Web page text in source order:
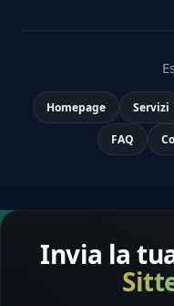
Homepage Servizi
FAQ
Invia la